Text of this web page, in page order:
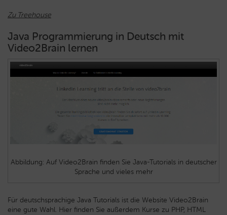
Zu Treehouse
Java Programmierung in Deutsch mit
Video2Brain lernen
Abbildung: Auf Video2Brain finden Sie Java-Tutorials in deutscher
Sprache und vieles mehr
Für deutschsprachige Java Tutorials ist die Website Video2Brain
eine gute Wahl. Hier finden Sie außerdem Kurse zu PHP, HTML